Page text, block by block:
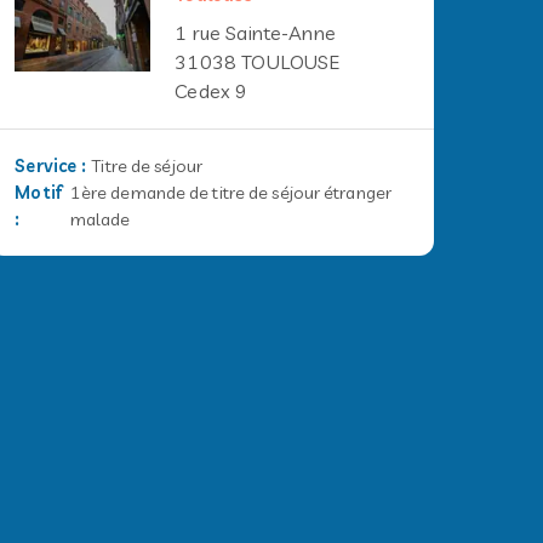
1 rue Sainte-Anne
31038 TOULOUSE
Cedex 9
Service :Titre de séjour
Motif
:
1ère demande de titre de séjour étranger
malade